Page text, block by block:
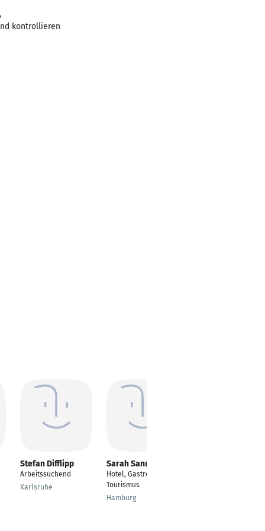
kontrollieren
Stefan Difflipp
Arbeitssuchend
Karlsruhe
Sarah Sannmann
Hotel, Gastronomie,
Tourismus
Hamburg